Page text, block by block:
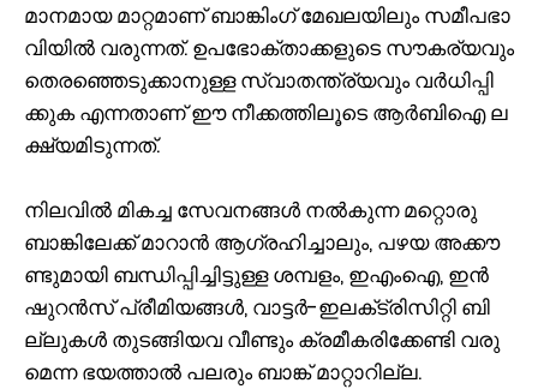
മാ​ന​മാ​യ മാ​റ്റ​മാ​ണ് ബാ​ങ്കിം​ഗ് മേ​ഖ​ല​യി​ലും സ​മീ​പ​ഭാ​
വി​യി​ൽ വ​രു​ന്ന​ത്. ഉ​പ​ഭോ​ക്താ​ക്ക​ളു​ടെ സൗ​ക​ര്യ​വും
തെ​ര​ഞ്ഞെ​ടു​ക്കാ​നു​ള്ള സ്വാ​ത​ന്ത്ര്യ​വും വ​ർ​ധി​പ്പി​
ക്കു​ക എ​ന്ന​താ​ണ് ഈ ​നീ​ക്ക​ത്തി​ലൂ​ടെ ആ​ർ​ബി​ഐ ല​
ക്ഷ്യ​മി​ടു​ന്ന​ത്.
നി​ല​വി​ൽ മി​ക​ച്ച സേ​വ​ന​ങ്ങ​ൾ ന​ൽ​കു​ന്ന മ​റ്റൊ​രു
ബാ​ങ്കി​ലേ​ക്ക് മാ​റാ​ൻ ആ​ഗ്ര​ഹി​ച്ചാ​ലും, പ​ഴ​യ അ​ക്കൗ​
ണ്ടു​മാ​യി ബ​ന്ധി​പ്പി​ച്ചി​ട്ടു​ള്ള ശ​മ്പ​ളം, ഇ​എം​ഐ, ഇ​ൻ​
ഷു​റ​ൻ​സ് പ്രീ​മി​യ​ങ്ങ​ൾ, വാ​ട്ട​ർ-​ഇ​ല​ക്‌‌​ട്രി​സി​റ്റി ബി​
ല്ലു​ക​ൾ തു​ട​ങ്ങി​യ​വ വീ​ണ്ടും ക്ര​മീ​ക​രി​ക്കേ​ണ്ടി വ​രു​
മെ​ന്ന ഭ​യ​ത്താ​ൽ പ​ല​രും ബാ​ങ്ക് മാ​റ്റാ​റി​ല്ല.